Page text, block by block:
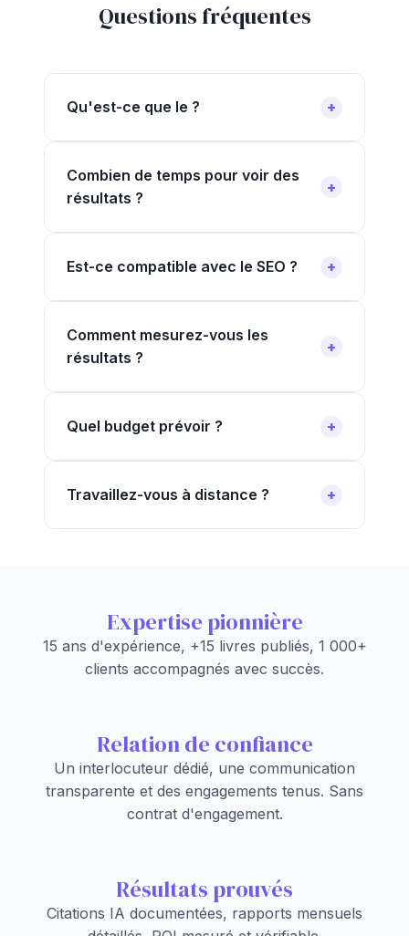
Questions fréquentes
Qu'est-ce que le ?
Combien de temps pour voir des
résultats ?
Est-ce compatible avec le SEO ?
Comment mesurez-vous les
résultats ?
Quel budget prévoir ?
Travaillez-vous à distance ?
Expertise pionnière
15 ans d'expérience, +15 livres publiés, 1 000+
clients accompagnés avec succès.
Relation de confiance
Un interlocuteur dédié, une communication
transparente et des engagements tenus. Sans
contrat d'engagement.
Résultats prouvés
Citations IA documentées, rapports mensuels